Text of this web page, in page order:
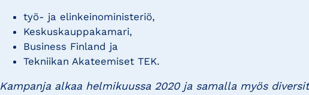
työ- ja elinkeinoministeriö,
Keskuskauppakamari,
Business Finland ja
Tekniikan Akateemiset TEK.
Kampanja alkaa helmikuussa 2020 ja samalla myös